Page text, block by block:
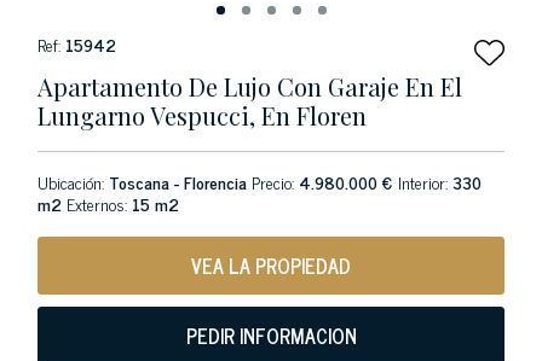
Ref: 15942
Apartamento De Lujo Con Garaje En El
Lungarno Vespucci, En Floren
Ubicación: Toscana - Florencia Precio: 4.980.000 € Interior:330
m2 Externos: 15 m2
VEA LA PROPIEDAD
PEDIR INFORMACION